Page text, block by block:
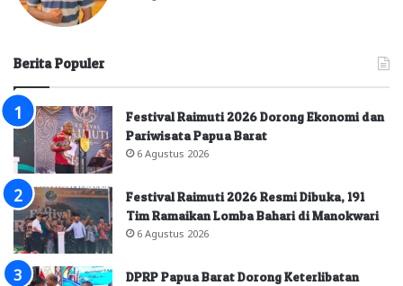
Berita Populer
Festival Raimuti 2026 Dorong Ekonomi dan
Pariwisata Papua Barat
6 Agustus 2026
Festival Raimuti 2026 Resmi Dibuka, 191
Tim Ramaikan Lomba Bahari di Manokwari
6 Agustus 2026
DPRP Papua Barat Dorong Keterlibatan